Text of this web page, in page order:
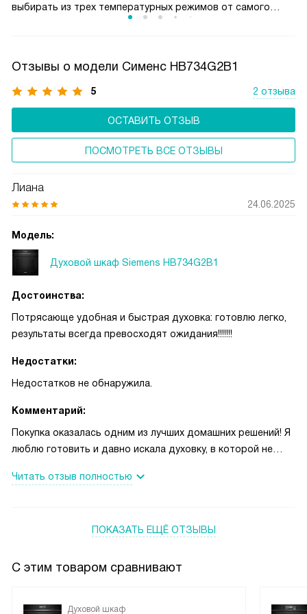
выбирать из трех температурных режимов от самого
Отзывы о модели Сименс HB734G2B1
5 2 отзыва
ОСТАВИТЬ ОТЗЫВ
ПОСМОТРЕТЬ ВСЕ ОТЗЫВЫ
Лиана
24.06.2025
Модель:
Духовой шкаф Siemens HB734G2B1
Достоинства:
Потрясающе удобная и быстрая духовка: готовлю легко,
результаты всегда превосходят ожидания!!!!!!!
Недостатки:
Недостатков не обнаружила.
Комментарий:
Покупка оказалась одним из лучших домашних решений! Я
люблю готовить и давно искала духовку, в которой не
много режимов, быстрый разогрев и вместительность
гости были в восторге! В другой раз делала пиццу по
корочка получилась хрустящей, а начинка — сочной! Это
Читать отзыв полностью
ПОКАЗАТЬ ЕЩЁ ОТЗЫВЫ
С этим товаром сравнивают
Духовой шкаф